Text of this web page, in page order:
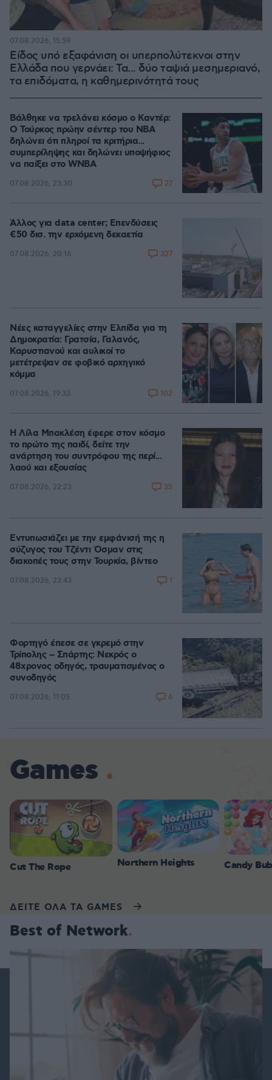
Είδος υπό εξαφάνιση οι υπερπολύτεκνοι στην
Ελλάδα που γερνάει: Τα... δύο ταψιά μεσημεριανό,
τα επιδόματα, η καθημερινότητά τους
07.08.2026, 15:59
Βάλθηκε να τρελάνει κόσμο ο Καντέρ:
Ο Τούρκος πρώην σέντερ του NBA
δηλώνει ότι πληροί τα κριτήρια...
συμπερίληψης και δηλώνει υποψήφιος
να παίξει στο WNBA
07.08.2026, 23:30 27
Άλλος για data center; Επενδύσεις
€50 δισ. την ερχόμενη δεκαετία
07.08.2026, 20:16 327
Νέες καταγγελίες στην Ελπίδα για τη
Δημοκρατία: Γρατσία, Γαλανός,
Καρυστιανού και αυλικοί το
μετέτρεψαν σε φοβικό αρχηγικό
κόμμα
07.08.2026, 19:33 102
Η Λίλα Μπακλέση έφερε στον κόσμο
το πρώτο της παιδί, δείτε την
ανάρτηση του συντρόφου της περί...
λαού και εξουσίας
07.08.2026, 22:23 35
Εντυπωσιάζει με την εμφάνισή της η
σύζυγος του Τζέντι Όσμαν στις
διακοπές τους στην Τουρκία, βίντεο
07.08.2026, 23:43 1
Φορτηγό έπεσε σε γκρεμό στην
Τρίπολης – Σπάρτης: Νεκρός ο
48χρονος οδηγός, τραυματισμένος ο
συνοδηγός
07.08.2026, 11:05 6
Games
Cut The Rope Northern Heights Candy
ΔΕΙΤΕ ΟΛΑ ΤΑ GAMES
Best of Network